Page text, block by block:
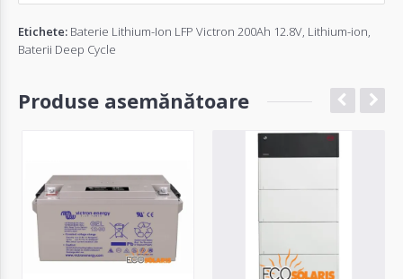
Etichete: Baterie Lithium-Ion LFP Victron 200Ah 12.8V Lithium-ion
Baterii Deep Cycle
Produse asemănătoare